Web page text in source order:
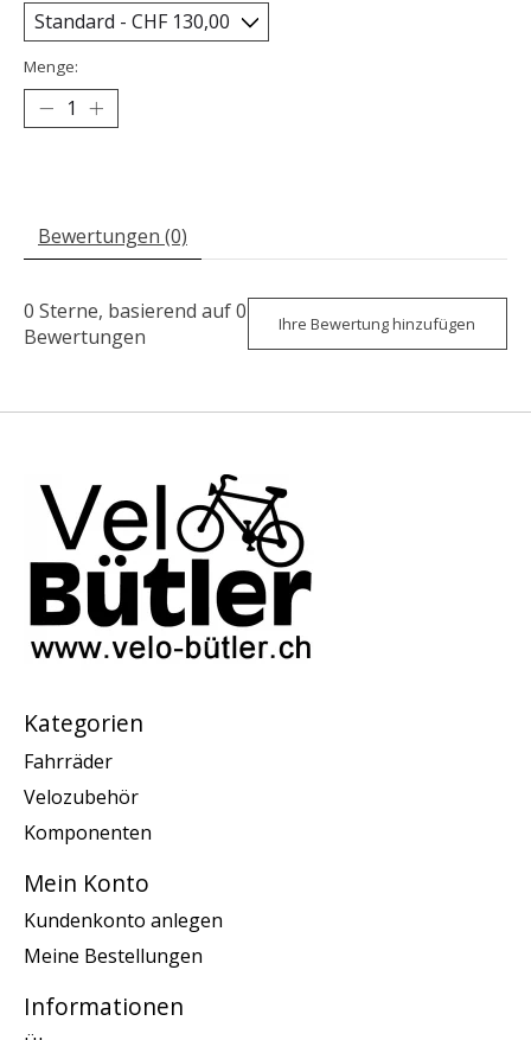
Menge:
Bewertungen (0)
0 Sterne, basierend auf0
Bewertungen
Ihre Bewertung hinzufügen
Kategorien
Fahrräder
Velozubehör
Komponenten
Mein Konto
Kundenkonto anlegen
Meine Bestellungen
Informationen